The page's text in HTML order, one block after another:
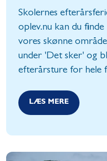
Skolernes
oplev.nu kan du
vores skønne
under 'Det sker' og
efterårsture for hele
LÆS MERE